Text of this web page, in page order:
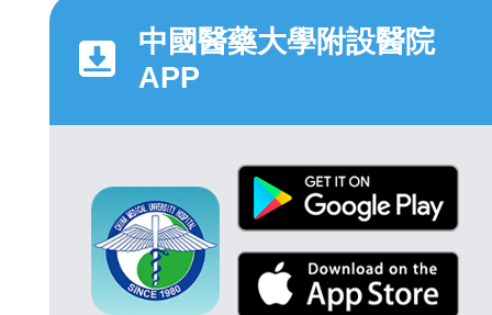
中國醫藥大學附設醫院
APP